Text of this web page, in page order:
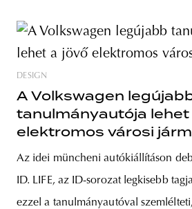
DESIGN
A Volkswagen
tanulmányautója lehet
elektromos városi
Az idei müncheni autókiállításon
ID. LIFE, az ID-sorozat legkisebb
ezzel a tanulmányautóval